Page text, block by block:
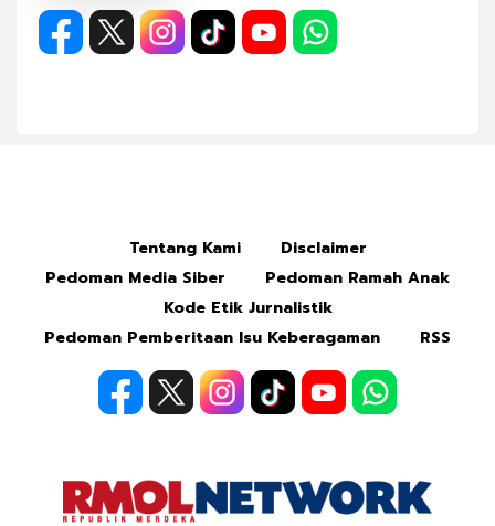
Tentang Kami
Disclaimer
Pedoman Media Siber
Pedoman Ramah Anak
Kode Etik Jurnalistik
Pedoman Pemberitaan Isu Keberagaman
RSS